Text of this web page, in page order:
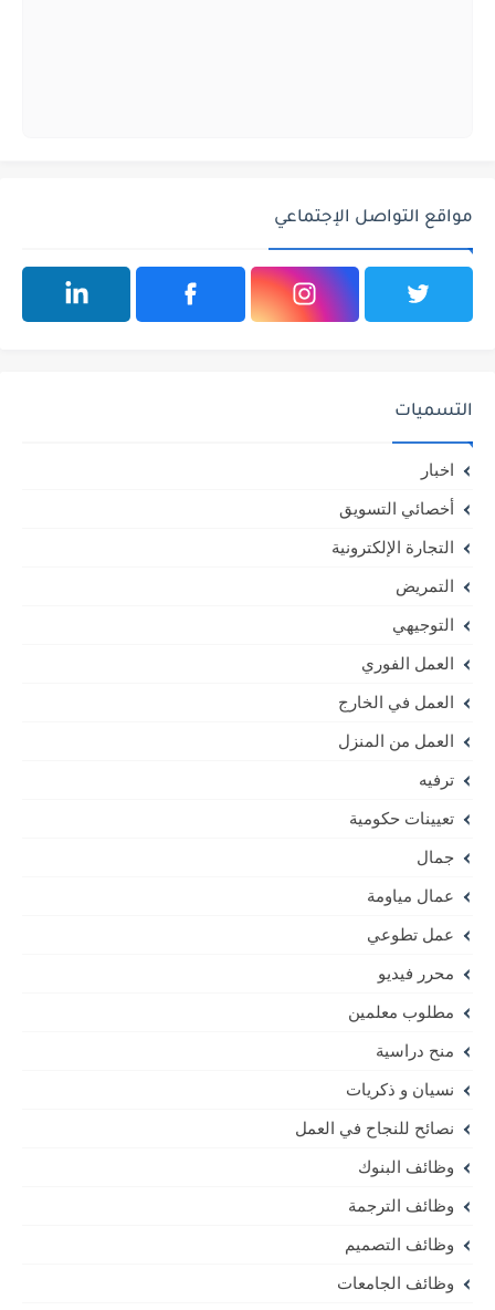
مواقع التواصل الإجتماعي
التسميات
اخبار
أخصائي التسويق
التجارة الإلكترونية
التمريض
التوجيهي
العمل الفوري
العمل في الخارج
العمل من المنزل
ترفيه
تعيينات حكومية
جمال
عمال مياومة
عمل تطوعي
محرر فيديو
مطلوب معلمين
منح دراسية
نسيان و ذكريات
نصائح للنجاح في العمل
وظائف البنوك
وظائف الترجمة
وظائف التصميم
وظائف الجامعات